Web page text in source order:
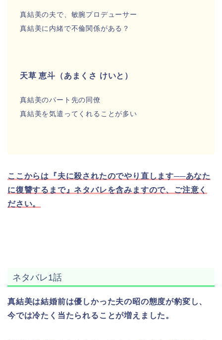
真結美の夫で、敏腕プロデューサー
真結美に内緒で不倫関係がある？
天草 恵斗（あまくさ けいと）
真結美のパート先の同僚
真結美を気遣ってくれることが多い
ここからは『夫に殺されたのでやり直します──あなた
に復讐するまで』ネタバレを含みますので、ご注意く
ださい。
ネタバレ1話
真結美は結婚前は優しかった夫の昭の態度が豹変し、
今では冷たく当たられることが増えました。